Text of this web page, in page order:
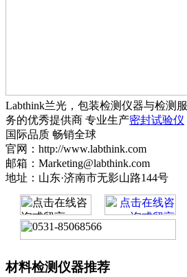
Labthink兰光，包装检测仪器与检测服
务的优秀提供商 专业生产密封试验仪
国际品质 畅销全球
官网：http://www.labthink.com
邮箱：Marketing@labthink.com
地址：山东·济南市无影山路144号
材料检测仪器推荐